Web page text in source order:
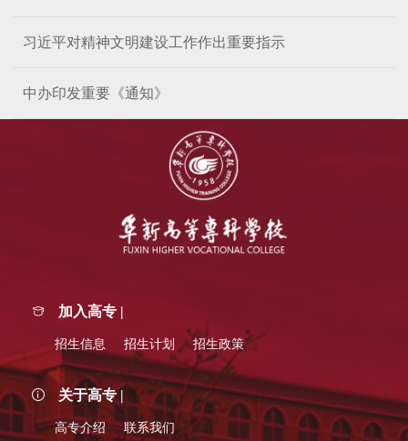
习近平对精神文明建设工作作出重要指示
中办印发重要《通知》
加入高专 |
招生信息 招生计划 招生政策
关于高专 |
高专介绍 联系我们